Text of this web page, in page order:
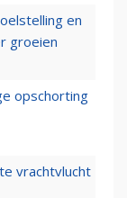
en
groeien
opschorting
vrachtvlucht